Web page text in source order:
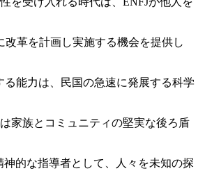
革を計画し実施する機会を提供し
能力は、民国の急速に発展する科学
家族とコミュニティの堅実な後ろ盾
的な指導者として、人々を未知の探